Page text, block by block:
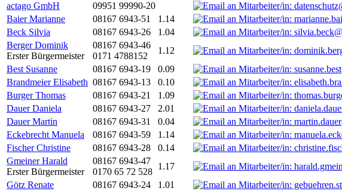
actago GmbH
09951 99990-20
Baier Marianne
08167 6943-51 1.14
Beck Silvia
08167 6943-26 1.04
Berger Dominik
Erster Bürgermeister
08167 6943-46
0171 4788152
1.12
Best Susanne
08167 6943-19 0.09
Brandmeier Elisabeth 08167 6943-13 0.10
Burger Thomas
08167 6943-21 1.09
Dauer Daniela
08167 6943-27 2.01
Dauer Martin
08167 6943-31 0.04
Eckebrecht Manuela
08167 6943-59 1.14
Fischer Christine
08167 6943-28 0.14
Gmeiner Harald
Erster Bürgermeister
08167 6943-47
0170 65 72 528
1.17
Götz Renate
08167 6943-24 1.01